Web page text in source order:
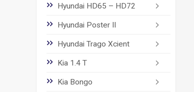
Hyundai HD65 – HD72
Hyundai Poster II
Hyundai Trago Xcient
Kia 1.4 T
Kia Bongo